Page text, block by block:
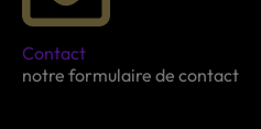
Contact
notre formulaire de contact